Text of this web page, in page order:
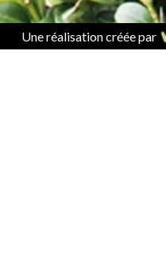
Une réalisation créée par